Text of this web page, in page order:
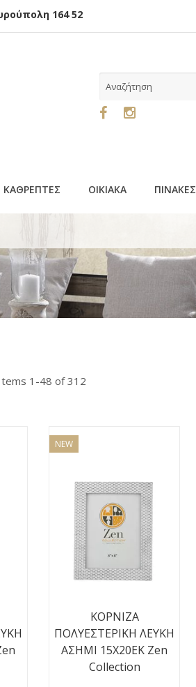
164 52
ΚΑΘΡΕΠΤΕΣ ΟΙΚΙΑΚΑ ΠΙΝΑΚΕΣ
1-48 of 312
NEW
ΚΟΡΝΙΖΑ
ΠΟΛΥΕΣΤΕΡΙΚΗ ΛΕΥΚΗ
ΑΣΗΜΙ 15Χ20ΕΚ Zen
Collection